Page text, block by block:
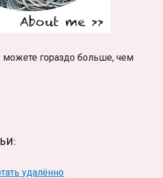
можете гораздо больше, чем
удалённо